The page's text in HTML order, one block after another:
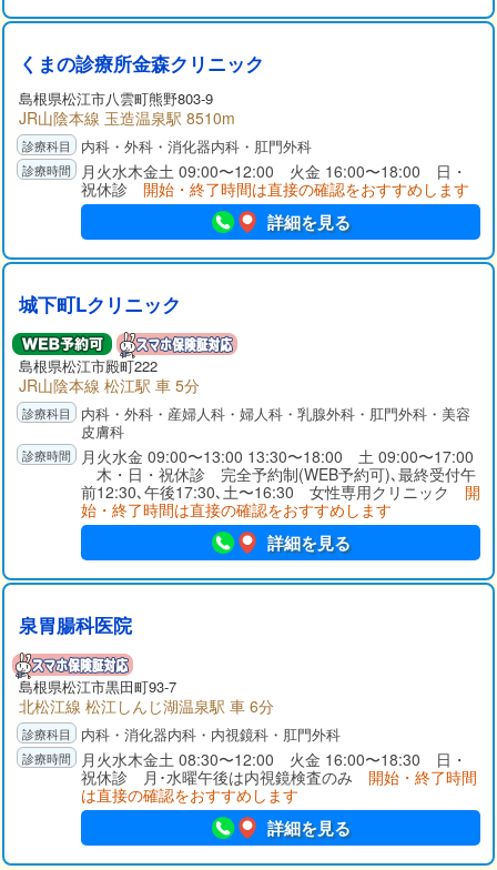
くまの診療所金森クリニック
島根県松江市八雲町熊野803-9
JR山陰本線 玉造温泉駅 8510m
内科・外科・消化器内科・肛門外科
月火水木金土 09:00〜12:00 火金 16:00〜18:00 日・
祝休診 開始・終了時間は直接の確認をおすすめします
詳細を見る
城下町Lクリニック
島根県松江市殿町222
JR山陰本線 松江駅 車 5分
内科・外科・産婦人科・婦人科・乳腺外科・肛門外科・美容
皮膚科
月火水金 09:00〜13:00 13:30〜18:00 土 09:00〜17:00
木・日・祝休診 完全予約制(WEB予約可)､最終受付午
前12:30､午後17:30､土〜16:30 女性専用クリニック 開
始・終了時間は直接の確認をおすすめします
詳細を見る
泉胃腸科医院
島根県松江市黒田町93-7
北松江線 松江しんじ湖温泉駅 車 6分
内科・消化器内科・内視鏡科・肛門外科
月火水木金土 08:30〜12:00 火金 16:00〜18:30 日・
祝休診 月･水曜午後は内視鏡検査のみ 開始・終了時間
は直接の確認をおすすめします
詳細を見る